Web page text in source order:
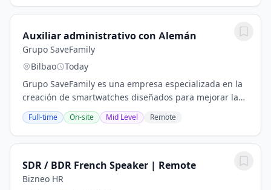
más de...
Auxiliar administrativo con Alemán
Grupo SaveFamily
Bilbao
Today
Grupo SaveFamily es una empresa especializada en la
creación de smartwatches diseñados para mejorar la
seguridad y el bienestar familiar. Sus dispositivos están
enfocados en ofrecer funcionalidades...
Full-time On-site Mid Level Remote
SDR / BDR French Speaker | Remote
Bizneo HR